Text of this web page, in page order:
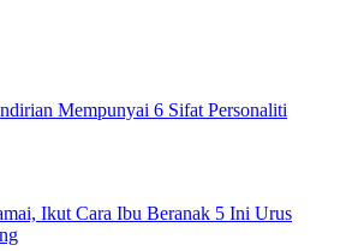
Mempunyai 6 Sifat Personaliti
Ikut Cara Ibu Beranak 5 Ini Urus